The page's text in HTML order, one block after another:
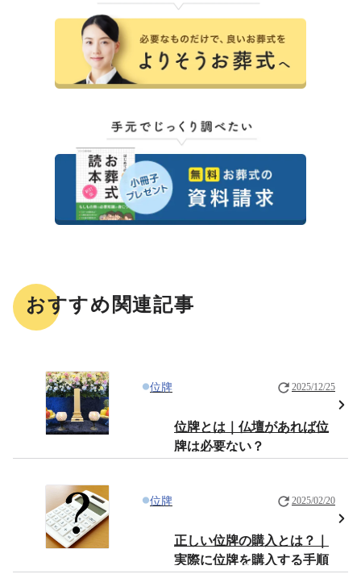
おすすめ関連記事
位牌 2025/12/25
位牌とは｜仏壇があれば位
牌は必要ない？
位牌 2025/02/20
正しい位牌の購入とは？｜
実際に位牌を購入する手順